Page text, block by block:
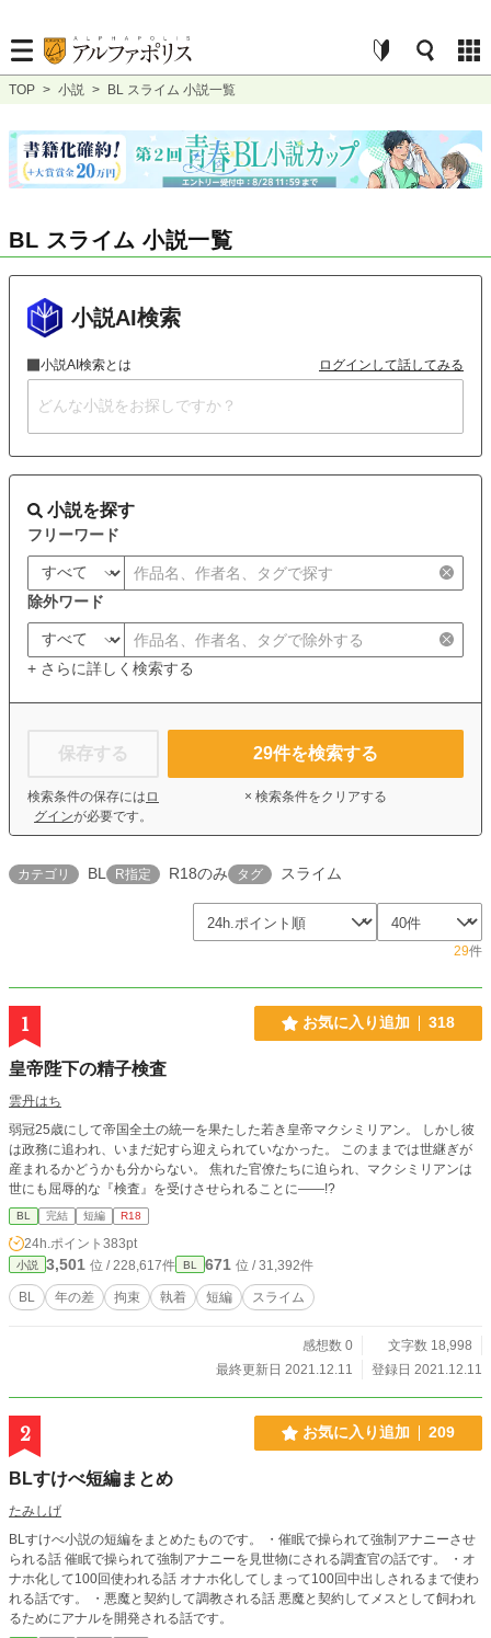
TOP > 小説 > BL スライム 小説一覧
BL スライム 小説一覧
小説AI検索
小説AI検索とは ログインして話してみる
小説を探す
フリーワード
除外ワード
+ さらに詳しく検索する
保存する
検索条件の保存には ロ
グインが必要です。
29件を検索する
× 検索条件をクリアする
カテゴリ BL R指定 R18のみ タグ スライム
29件
1 お気に入り追加 318
皇帝陛下の精子検査
雲丹はち
弱冠25歳にして帝国全土の統一を果たした若き皇帝マクシミリアン。 しかし彼
は政務に追われ、いまだ妃すら迎えられていなかった。 このままでは世継ぎが
産まれるかどうかも分からない。 焦れた官僚たちに迫られ、マクシミリアンは
世にも屈辱的な『検査』を受けさせられることに――!?
BL 完結 短編 R18
24h.ポイント 383pt
小説 3,501 位 / 228,617件 BL 671 位 / 31,392件
BL 年の差 拘束 執着 短編 スライム
感想数 0
文字数 18,998
最終更新日 2021.12.11
登録日 2021.12.11
2 お気に入り追加 209
BLすけべ短編まとめ
たみしげ
BLすけべ小説の短編をまとめたものです。 ・催眠で操られて強制アナニーさせ
られる話 催眠で操られて強制アナニーを見世物にされる調査官の話です。 ・オ
ナホ化して100回使われる話 オナホ化してしまって100回中出しされるまで使わ
れる話です。 ・悪魔と契約して調教される話 悪魔と契約してメスとして飼われ
るためにアナルを開発される話です。